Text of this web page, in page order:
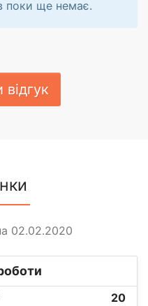
поки ще немає.
02.02.2020
20